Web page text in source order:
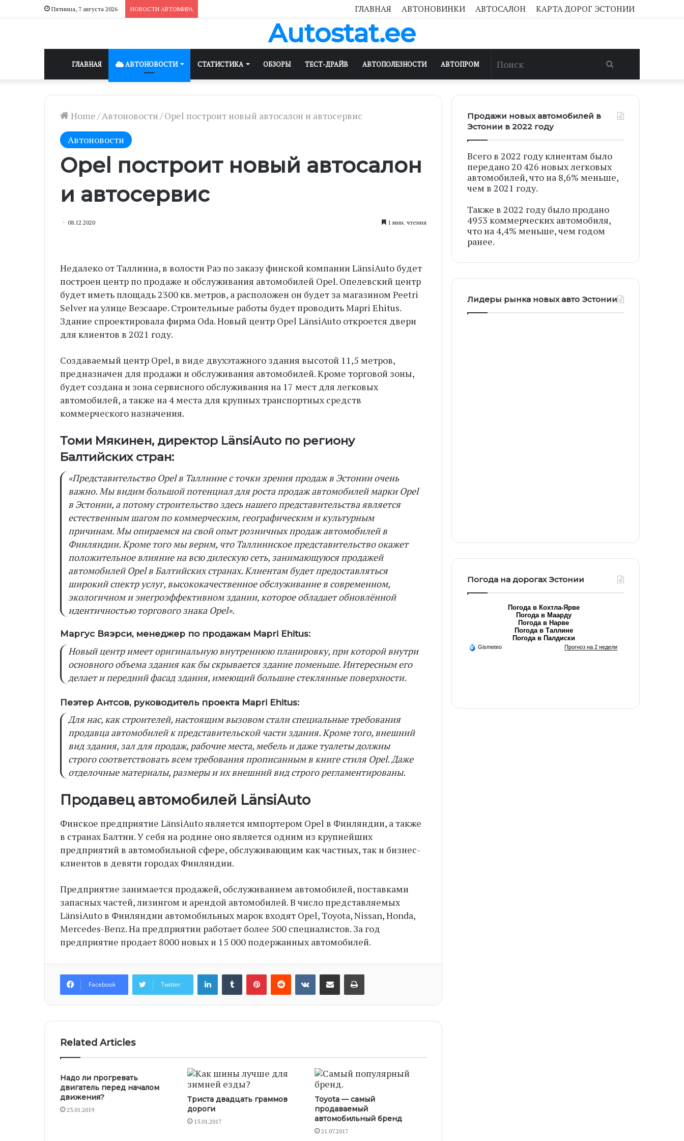
Пятница, 7 августа 2026 НОВОСТИ АВТОМИРА ГЛАВНАЯ АВТОНОВИНКИ АВТОСАЛОН КАРТА ДОРОГ ЭСТОНИИ
Autostat.ee
ГЛАВНАЯ АВТОНОВОСТИ СТАТИСТИКА ОБЗОРЫ ТЕСТ-ДРАЙВ АВТОПОЛЕЗНОСТИ АВТОПРОМ Поиск
Home/Автоновости/Opel построит новый автосалон и автосервис
Автоновости
Opel построит новый автосалон
и автосервис
08.12.2020 1 мин. чтения
Недалеко от Таллинна, в волости Раэ по заказу финской компании LänsiAuto будет
построен центр по продаже и обслуживания автомобилей Opel. Опелевский центр
будет иметь площадь 2300 кв. метров, а расположен он будет за магазином Peetri
Selver на улице Веэсааре. Строительные работы будет проводить Mapri Ehitus.
Здание спроектировала фирма Oda. Новый центр Opel LänsiAuto откроется двери
для клиентов в 2021 году.
Создаваемый центр Opel, в виде двухэтажного здания высотой 11,5 метров,
предназначен для продажи и обслуживания автомобилей. Кроме торговой зоны,
будет создана и зона сервисного обслуживания на 17 мест для легковых
автомобилей, а также на 4 места для крупных транспортных средств
коммерческого назначения.
Томи Мякинен, директор LänsiAuto по региону
Балтийских стран:
«Представительство Opel в Таллинне с точки зрения продаж в Эстонии очень
важно. Мы видим большой потенциал для роста продаж автомобилей марки Opel
в Эстонии, а потому строительство здесь нашего представительства является
естественным шагом по коммерческим, географическим и культурным
причинам. Мы опираемся на свой опыт розничных продаж автомобилей в
Финляндии. Кроме того мы верим, что Таллиннское представительство окажет
положительное влияние на всю дилескую сеть, занимающуюся продажей
автомобилей Opel в Балтийских странах. Клиентам будет предоставляться
широкий спектр услуг, высококачественное обслуживание в современном,
экологичном и энегроэффективном здании, которое обладает обновлённой
идентичностью торгового знака Opel».
Маргус Вяэрси, менеджер по продажам Mapri Ehitus:
Новый центр имеет оригинальную внутреннюю планировку, при которой внутри
основного объема здания как бы скрывается здание поменьше. Интересным его
делает и передний фасад здания, имеющий большие стеклянные поверхности.
Пеэтер Антсов, руководитель проекта Mapri Ehitus:
Для нас, как строителей, настоящим вызовом стали специальные требования
продавца автомобилей к представительской части здания. Кроме того, внешний
вид здания, зал для продаж, рабочие места, мебель и даже туалеты должны
строго соответствовать всем требования прописанным в книге стиля Opel. Даже
отделочные материалы, размеры и их внешний вид строго регламентированы.
Продавец автомобилей LänsiAuto
Финское предприятие LänsiAuto является импортером Opel в Финляндии, а также
в странах Балтии. У себя на родине оно является одним из крупнейших
предприятий в автомобильной сфере, обслуживающим как частных, так и бизнес-
клиентов в девяти городах Финляндии.
Предприятие занимается продажей, обслуживанием автомобилей, поставками
запасных частей, лизингом и арендой автомобилей. В число представляемых
LänsiAuto в Финляндии автомобильных марок входят Opel, Toyota, Nissan, Honda,
Mercedes-Benz. На предприятии работает более 500 специалистов. За год
предприятие продает 8000 новых и 15 000 подержанных автомобилей.
Facebook Twitter
LinkedInTumblrPinterest
RedditVKontakte
Share via EmailPrint
Related Articles
Надо ли прогревать
двигатель перед началом
движения?
23.01.2019
Триста двадцать граммов
дороги
13.01.2017
Toyota — самый
продаваемый
автомобильный бренд
21.07.2017
Продажи новых автомобилей в
Эстонии в 2022 году
Всего в 2022 году клиентам было
передано 20 426 новых легковых
автомобилей, что на 8,6% меньше,
чем в 2021 году.
Также в 2022 году было продано
4953 коммерческих автомобиля,
что на 4,4% меньше, чем годом
ранее.
Лидеры рынка новых авто Эстонии
Погода на дорогах Эстонии
Погода в Кохтла-Ярве
Погода в Маарду
Погода в Нарве
Погода в Таллине
Погода в Палдиски
Gismeteo Прогноз на 2 недели